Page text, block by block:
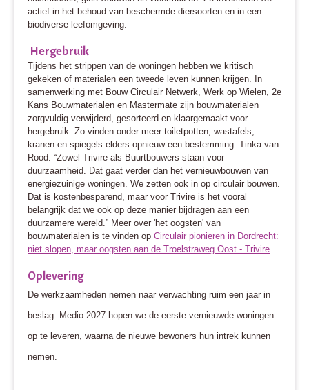
actief in het behoud van beschermde diersoorten en in een
biodiverse leefomgeving.
Hergebruik
Tijdens het strippen van de woningen hebben we kritisch
gekeken of materialen een tweede leven kunnen krijgen. In
samenwerking met Bouw Circulair Netwerk, Werk op Wielen, 2e
Kans Bouwmaterialen en Mastermate zijn bouwmaterialen
zorgvuldig verwijderd, gesorteerd en klaargemaakt voor
hergebruik. Zo vinden onder meer toiletpotten, wastafels,
kranen en spiegels elders opnieuw een bestemming. Tinka van
Rood: “Zowel Trivire als Buurtbouwers staan voor
duurzaamheid. Dat gaat verder dan het vernieuwbouwen van
energiezuinige woningen. We zetten ook in op circulair bouwen.
Dat is kostenbesparend, maar voor Trivire is het vooral
belangrijk dat we ook op deze manier bijdragen aan een
duurzamere wereld.” Meer over 'het oogsten' van
bouwmaterialen is te vinden op Circulair pionieren in Dordrecht:
niet slopen, maar oogsten aan de Troelstraweg Oost - Trivire
Oplevering
De werkzaamheden nemen naar verwachting ruim een jaar in
beslag. Medio 2027 hopen we de eerste vernieuwde woningen
op te leveren, waarna de nieuwe bewoners hun intrek kunnen
nemen.